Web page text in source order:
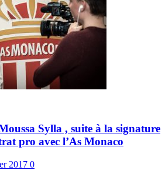
Sylla , suite à la signature
pro avec l’As Monaco
2017 0